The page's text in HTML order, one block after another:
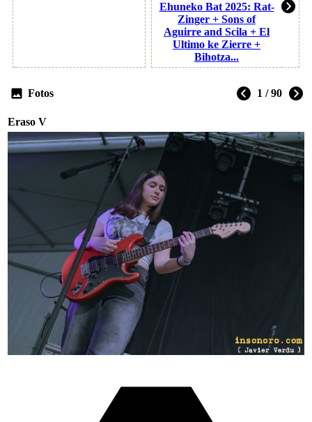
Ehuneko Bat 2025: Rat-
Zinger + Sons of
Aguirre and Scila + El
Ultimo ke Zierre +
Bihotza...
Fotos 1 / 90
Eraso V